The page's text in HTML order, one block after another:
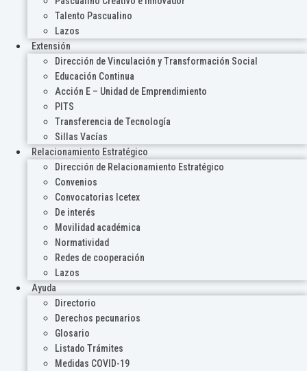
Talento Pascualino
Lazos
Extensión
Dirección de Vinculación y Transformación Social
Educación Continua
Acción E – Unidad de Emprendimiento
PITS
Transferencia de Tecnología
Sillas Vacías
Relacionamiento Estratégico
Dirección de Relacionamiento Estratégico
Convenios
Convocatorias Icetex
De interés
Movilidad académica
Normatividad
Redes de cooperación
Lazos
Ayuda
Directorio
Derechos pecunarios
Glosario
Listado Trámites
Medidas COVID-19